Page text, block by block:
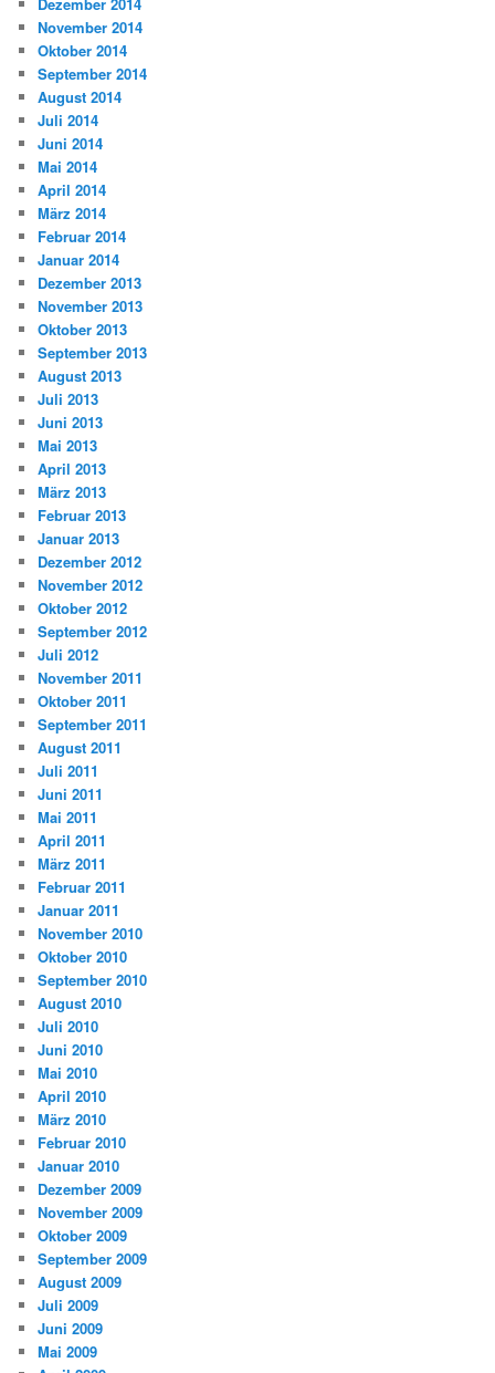
November 2014
Oktober 2014
September 2014
August 2014
Juli 2014
Juni 2014
Mai 2014
April 2014
März 2014
Februar 2014
Januar 2014
Dezember 2013
November 2013
Oktober 2013
September 2013
August 2013
Juli 2013
Juni 2013
Mai 2013
April 2013
März 2013
Februar 2013
Januar 2013
Dezember 2012
November 2012
Oktober 2012
September 2012
Juli 2012
November 2011
Oktober 2011
September 2011
August 2011
Juli 2011
Juni 2011
Mai 2011
April 2011
März 2011
Februar 2011
Januar 2011
November 2010
Oktober 2010
September 2010
August 2010
Juli 2010
Juni 2010
Mai 2010
April 2010
März 2010
Februar 2010
Januar 2010
Dezember 2009
November 2009
Oktober 2009
September 2009
August 2009
Juli 2009
Juni 2009
Mai 2009